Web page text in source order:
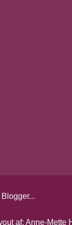
af: Anne-Mette